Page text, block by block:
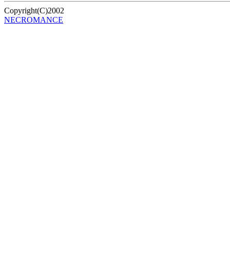
Copyright(C)2002
NECROMANCE